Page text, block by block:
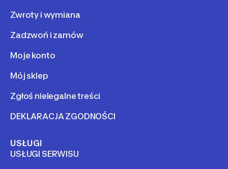
Zwroty i wymiana
Zadzwoń i zamów
Moje konto
Mój sklep
Zgłoś nielegalne treści
DEKLARACJA ZGODNOŚCI
USŁUGI
USŁUGI SERWISU